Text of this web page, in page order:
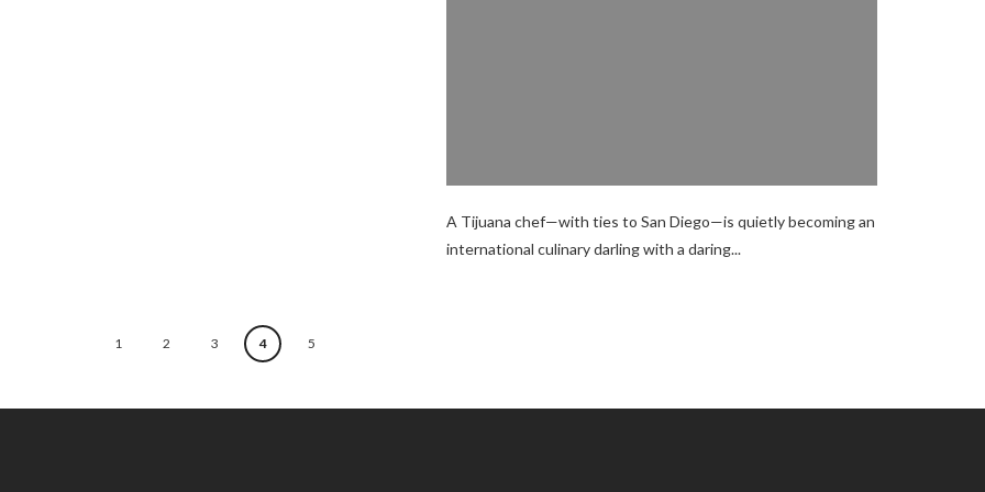
A Tijuana chef—with ties to San Diego—is quietly becoming an
international culinary darling with a daring...
1 2 3 4 5